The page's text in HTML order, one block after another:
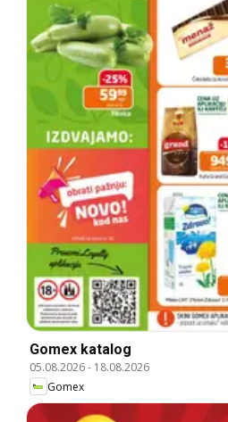
Gomex katalog
05.08.2026- 18.08.2026
Gomex